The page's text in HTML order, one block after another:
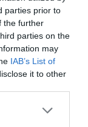
parties prior to
the further
parties on the
may
IAB’s List of
it to other
more Google
della Roma